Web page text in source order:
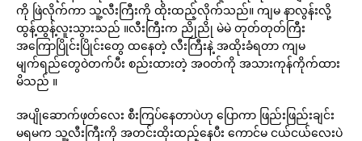
ကို ဖြဲလိုက်ကာ သူ့လီးကြီးကို ထိုးထည့်လိုက်သည်။ ကျမ နာလွန်းလို့
ထွန့်ထွန့်လူးသွားသည် ။လီးကြီးက ညိုညို မဲမဲ တုတ်တုတ်ကြီး
အကြောပြိုင်းပြိုင်းတွေ ထနေတဲ့ လီးကြီးနဲ့ အထိုးခံရတာ ကျမ
မျက်ရည်တွေဝဲတက်ပီး စည်းထားတဲ့ အဝတ်ကို အသားကုန်ကိုက်ထား
မိသည် ။
အပျိုဆောက်ဖုတ်လေး စီးကြပ်‌နေတာပဲဟု ပြောကာ ဖြည်းဖြည်းချင်း
မရမက သူ့လီးကြီးကို အတင်းထိုးထည့်နေပီး ကောင်မ ငယ်ငယ်လေးပဲ